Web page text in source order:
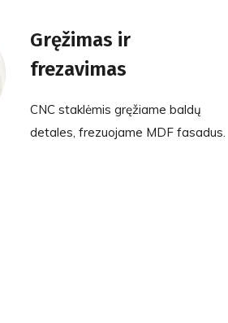
Gręžimas ir
frezavimas
CNC staklėmis gręžiame baldų
detales, frezuojame MDF fasadus.